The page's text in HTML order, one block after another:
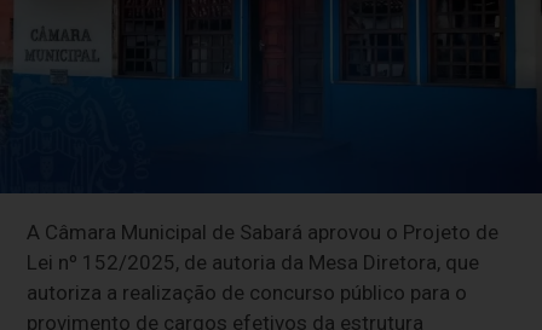
A Câmara Municipal de Sabará aprovou o Projeto de
Lei nº 152/2025, de autoria da Mesa Diretora, que
autoriza a realização de concurso público para o
provimento de cargos efetivos da estrutura